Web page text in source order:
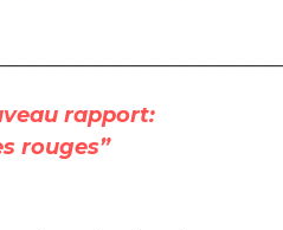
rapport:
rouges”